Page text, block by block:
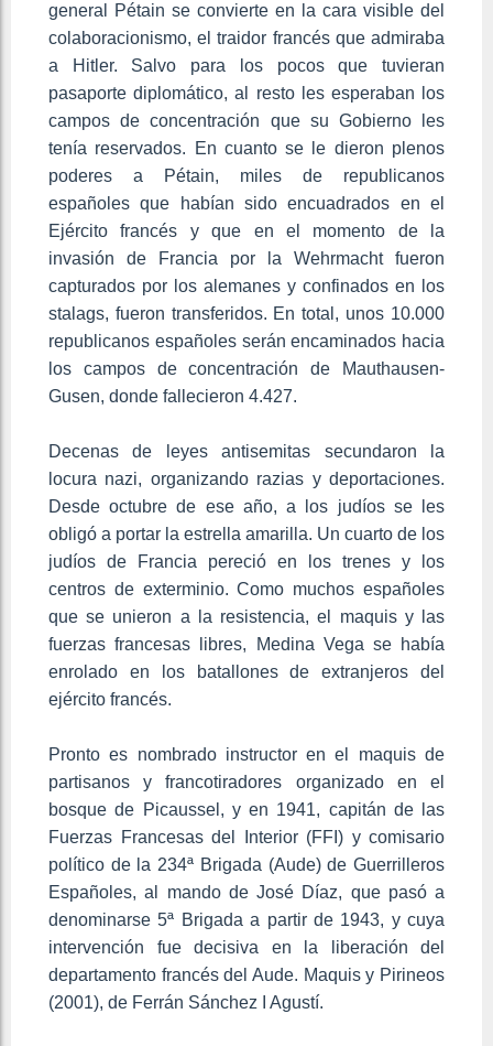
general Pétain se convierte en la cara visible del
colaboracionismo, el traidor francés que admiraba
a Hitler. Salvo para los pocos que tuvieran
pasaporte diplomático, al resto les esperaban los
campos de concentración que su Gobierno les
tenía reservados. En cuanto se le dieron plenos
poderes a Pétain, miles de republicanos
españoles que habían sido encuadrados en el
Ejército francés y que en el momento de la
invasión de Francia por la Wehrmacht fueron
capturados por los alemanes y confinados en los
stalags, fueron transferidos. En total, unos 10.000
republicanos españoles serán encaminados hacia
los campos de concentración de Mauthausen-
Gusen, donde fallecieron 4.427.
Decenas de leyes antisemitas secundaron la
locura nazi, organizando razias y deportaciones.
Desde octubre de ese año, a los judíos se les
obligó a portar la estrella amarilla. Un cuarto de los
judíos de Francia pereció en los trenes y los
centros de exterminio. Como muchos españoles
que se unieron a la resistencia, el maquis y las
fuerzas francesas libres, Medina Vega se había
enrolado en los batallones de extranjeros del
ejército francés.
Pronto es nombrado instructor en el maquis de
partisanos y francotiradores organizado en el
bosque de Picaussel, y en 1941, capitán de las
Fuerzas Francesas del Interior (FFI) y comisario
político de la 234ª Brigada (Aude) de Guerrilleros
Españoles, al mando de José Díaz, que pasó a
denominarse 5ª Brigada a partir de 1943, y cuya
intervención fue decisiva en la liberación del
departamento francés del Aude. Maquis y Pirineos
(2001), de Ferrán Sánchez I Agustí.